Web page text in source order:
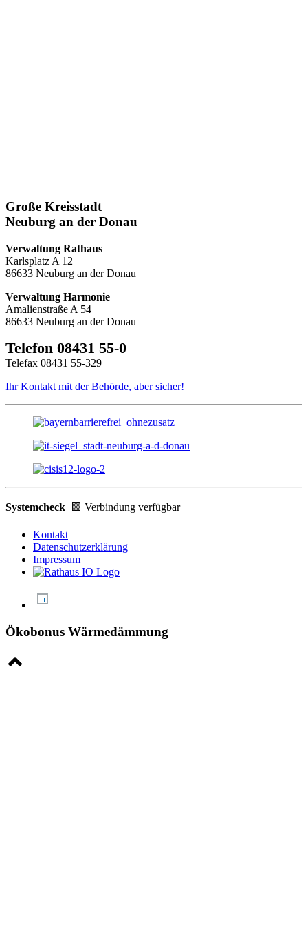
Große Kreisstadt
Neuburg an der Donau
Verwaltung Rathaus
Karlsplatz A 12
86633 Neuburg an der Donau
Verwaltung Harmonie
Amalienstraße A 54
86633 Neuburg an der Donau
Telefon 08431 55-0
Telefax 08431 55-329
Ihr Kontakt mit der Behörde, aber sicher!
Systemcheck 🟩 Verbindung verfügbar
Kontakt
Datenschutzerklärung
Impressum
Ökobonus Wärmedämmung